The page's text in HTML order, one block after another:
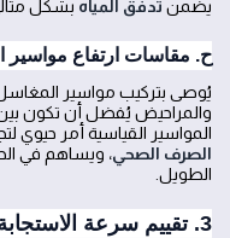
يضمن تدفق المياه بشكل
ح. مقاسات ارتفاع مواسير
المواسير القياسية أمر حيوي
الصرف الصحي، ويساهم في
الطويل.
3. تقييم سرعة الاستجابة في الحالات الطارئة